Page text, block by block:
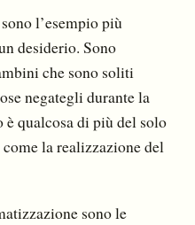
l’esempio più
desiderio. Sono
che sono soliti
negategli durante la
è qualcosa di più del solo
la realizzazione del
sono le